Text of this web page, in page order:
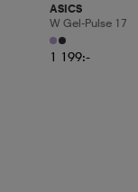
ASICS
W Gel-Pulse 17
1 199:-